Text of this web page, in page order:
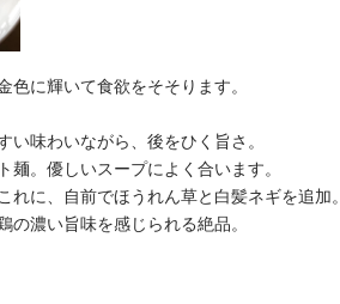
に輝いて食欲をそそります。
味わいながら、後をひく旨さ。
。優しいスープによく合います。
に、自前でほうれん草と白髪ネギを追加。
濃い旨味を感じられる絶品。